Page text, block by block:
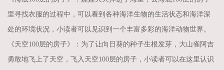
里寻找衣服的过程中，可以看到各种海洋生物的生活状态和海洋深
处的环境状况，小读者可以见识到一个丰富多彩的海洋动物世界。
《天空100层的房子》：为了让向日葵的种子生根发芽，大山雀阿吉
勇敢地飞上了天空，飞入天空100层的房子，小读者可以在这里认识